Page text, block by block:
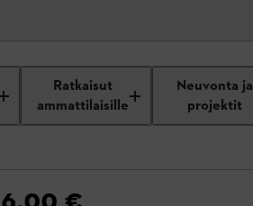
Ratkaisut
ammattilaisille
Neuvonta ja
projektit